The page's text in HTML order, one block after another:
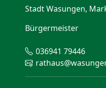
Stadt Wasungen,
Bürgermeister
036941 79446